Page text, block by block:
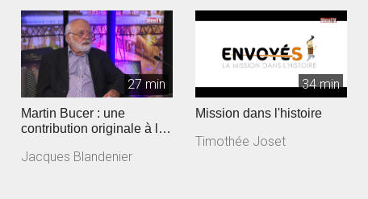
27 min
Martin Bucer : une
contribution originale à la
Jacques Blandenier
34 min
Mission dans l'histoire
Timothée Joset